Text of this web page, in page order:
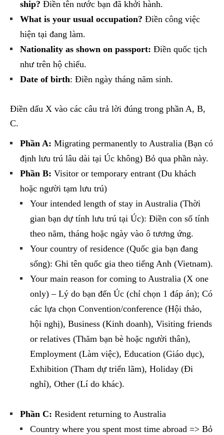
ship? Điền tên nước bạn đã khởi hành.
What is your usual occupation? Điền công việc
hiện tại đang làm.
Nationality as shown on passport: Điền quốc tịch
như trên hộ chiếu.
Date of birth: Điền ngày tháng năm sinh.
Điền dấu X vào các câu trả lời đúng trong phần A, B,
C.
Phần A: Migrating permanently to Australia (Bạn có
định lưu trú lâu dài tại Úc không) Bỏ qua phần này.
Phần B: Visitor or temporary entrant (Du khách
hoặc người tạm lưu trú)
Your intended length of stay in Australia (Thời
gian bạn dự tính lưu trú tại Úc): Điền con số tính
theo năm, tháng hoặc ngày vào ô tương ứng.
Your country of residence (Quốc gia bạn đang
sống): Ghi tên quốc gia theo tiếng Anh (Vietnam).
Your main reason for coming to Australia (X one
only) – Lý do bạn đến Úc (chỉ chọn 1 đáp án); Có
các lựa chọn Convention/conference (Hội thảo,
hội nghị), Business (Kinh doanh), Visiting friends
or relatives (Thăm bạn bè hoặc người thân),
Employment (Làm việc), Education (Giáo dục),
Exhibition (Tham dự triển lãm), Holiday (Đi
nghỉ), Other (Lí do khác).
Phần C: Resident returning to Australia
Country where you spent most time abroad => Bỏ